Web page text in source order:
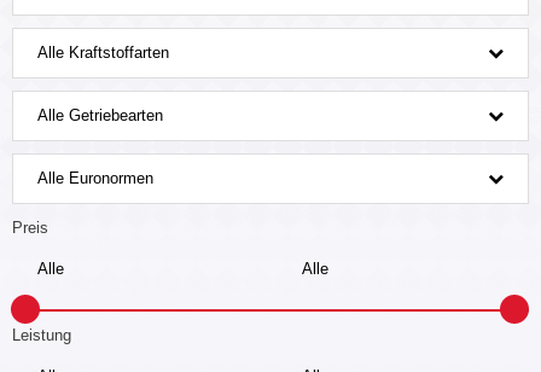
Alle Kraftstoffarten
Alle Getriebearten
Alle Euronormen
Preis
Leistung